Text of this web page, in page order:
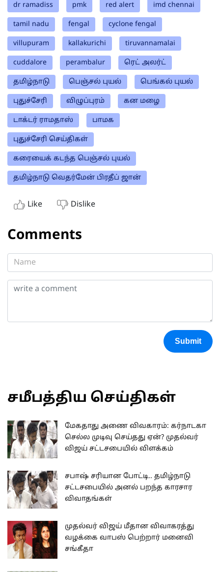
dr ramadiss pmk red alert imd chennai
tamil nadu fengal cyclone fengal
villupuram kallakurichi tiruvannamalai
cuddalore perambalur ரெட் அலர்ட்
தமிழ்நாடு பெஞ்சல் புயல் பெங்கல் புயல்
புதுச்சேரி விழுப்புரம் கன மழை
டாக்டர் ராமதாஸ் பாமக
புதுச்சேரி செய்திகள்
கரையைக் கடந்த பெஞ்சல் புயல்
தமிழ்நாடு வெதர்மேன் பிரதீப் ஜான்
Like Dislike
Comments
Submit
சமீபத்திய செய்திகள்
மேகதாது அணை விவகாரம்: கர்நாடகா
செல்ல முடிவு செய்தது ஏன்? முதல்வர்
விஜய் சட்டசபையில் விளக்கம்
சபாஷ் சரியான போட்டி.. தமிழ்நாடு
சட்டசபையில் அனல் பறந்த காரசார
விவாதங்கள்
முதல்வர் விஜய் மீதான விவாகரத்து
வழக்கை வாபஸ் பெற்றார் மனைவி
சங்கீதா